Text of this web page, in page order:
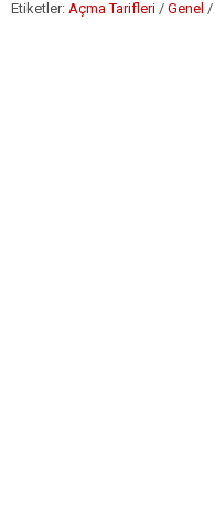
Etiketler: Açma Tarifleri / Genel /